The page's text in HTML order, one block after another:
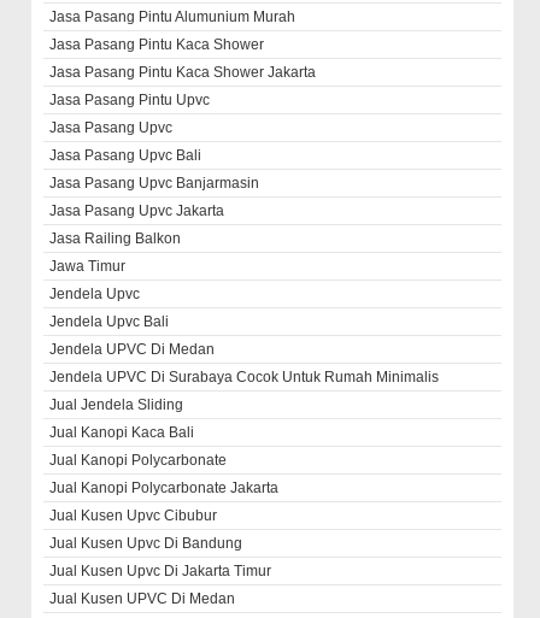
Jasa Pasang Pintu Alumunium Murah
Jasa Pasang Pintu Kaca Shower
Jasa Pasang Pintu Kaca Shower Jakarta
Jasa Pasang Pintu Upvc
Jasa Pasang Upvc
Jasa Pasang Upvc Bali
Jasa Pasang Upvc Banjarmasin
Jasa Pasang Upvc Jakarta
Jasa Railing Balkon
Jawa Timur
Jendela Upvc
Jendela Upvc Bali
Jendela UPVC Di Medan
Jendela UPVC Di Surabaya Cocok Untuk Rumah Minimalis
Jual Jendela Sliding
Jual Kanopi Kaca Bali
Jual Kanopi Polycarbonate
Jual Kanopi Polycarbonate Jakarta
Jual Kusen Upvc Cibubur
Jual Kusen Upvc Di Bandung
Jual Kusen Upvc Di Jakarta Timur
Jual Kusen UPVC Di Medan